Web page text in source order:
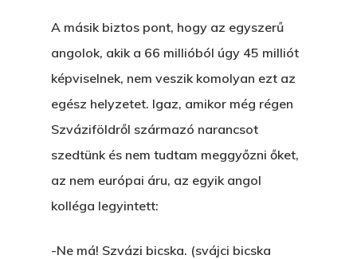
A másik biztos pont, hogy az egyszerű
angolok, akik a 66 millióból úgy 45 milliót
képviselnek, nem veszik komolyan ezt az
egész helyzetet. Igaz, amikor még régen
Szváziföldről származó narancsot
szedtünk és nem tudtam meggyőzni őket,
az nem európai áru, az egyik angol
kolléga legyintett:
-Ne má! Szvázi bicska. (svájci bicska